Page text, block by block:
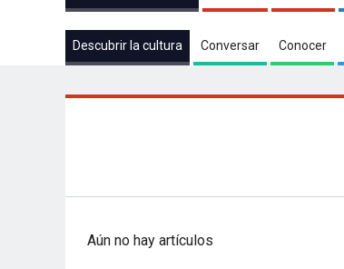
Descubrir la cultura Conversar Conocer
Aún no hay artículos